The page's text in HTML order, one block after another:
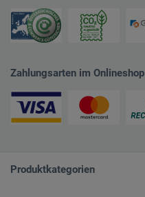
Zahlungsarten im Onlineshop
Produktkategorien